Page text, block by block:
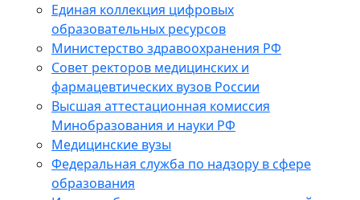
Единая коллекция цифровых
образовательных ресурсов
Министерство здравоохранения РФ
Совет ректоров медицинских и
фармацевтических вузов России
Высшая аттестационная комиссия
Минобразования и науки РФ
Медицинские вузы
Федеральная служба по надзору в сфере
образования